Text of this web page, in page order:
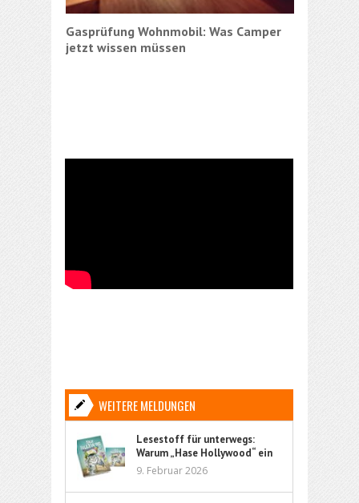
Gasprüfung Wohnmobil: Was Camper
jetzt wissen müssen
WEITERE MELDUNGEN
Lesestoff für unterwegs:
Warum „Hase Hollywood“ ein
ideales Kinderbuch für Reisen
9. Februar 2026